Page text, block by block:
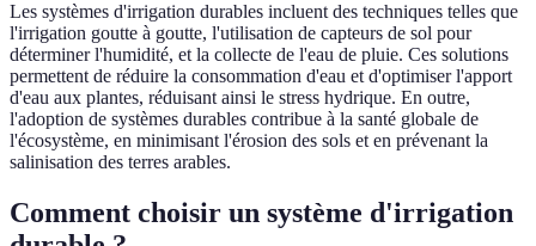
Les systèmes d'irrigation durables incluent des techniques telles que
l'irrigation goutte à goutte, l'utilisation de capteurs de sol pour
déterminer l'humidité, et la collecte de l'eau de pluie. Ces solutions
permettent de réduire la consommation d'eau et d'optimiser l'apport
d'eau aux plantes, réduisant ainsi le stress hydrique. En outre,
l'adoption de systèmes durables contribue à la santé globale de
l'écosystème, en minimisant l'érosion des sols et en prévenant la
salinisation des terres arables.
Comment choisir un système d'irrigation